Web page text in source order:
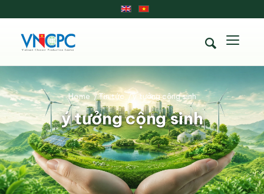
ý tưởng cộng sinh
Home /Tin tức /ý tưởng cộng sinh